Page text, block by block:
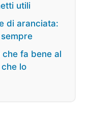
utili
di aranciata:
che fa bene al
lo